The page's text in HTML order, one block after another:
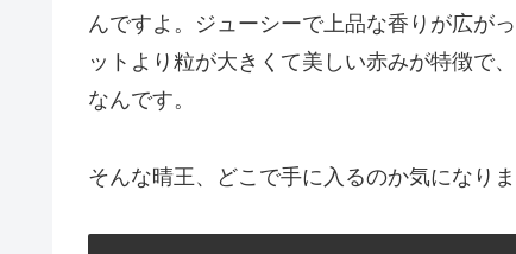
んですよ。ジューシーで上品な香りが広が
ットより粒が大きくて美しい赤みが特徴で
なんです。
そんな晴王、どこで手に入るのか気になり